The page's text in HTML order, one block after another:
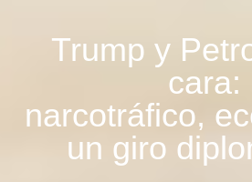
Trump y
cara:
narcotráfico,
un giro